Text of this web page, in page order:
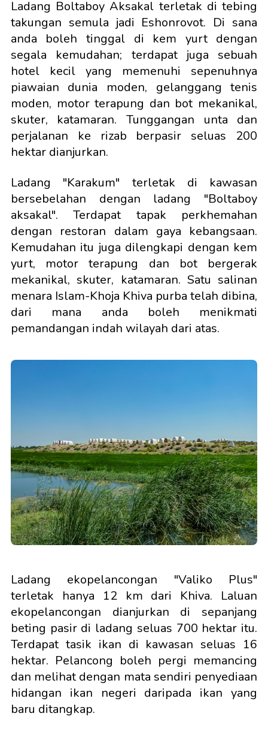
Ladang Boltaboy Aksakal terletak di tebing
takungan semula jadi Eshonrovot. Di sana
anda boleh tinggal di kem yurt dengan
segala kemudahan; terdapat juga sebuah
hotel kecil yang memenuhi sepenuhnya
piawaian dunia moden, gelanggang tenis
moden, motor terapung dan bot mekanikal,
skuter, katamaran. Tunggangan unta dan
perjalanan ke rizab berpasir seluas 200
hektar dianjurkan.
Ladang "Karakum" terletak di kawasan
bersebelahan dengan ladang "Boltaboy
aksakal". Terdapat tapak perkhemahan
dengan restoran dalam gaya kebangsaan.
Kemudahan itu juga dilengkapi dengan kem
yurt, motor terapung dan bot bergerak
mekanikal, skuter, katamaran. Satu salinan
menara Islam-Khoja Khiva purba telah dibina,
dari mana anda boleh menikmati
pemandangan indah wilayah dari atas.
Ladang ekopelancongan "Valiko Plus"
terletak hanya 12 km dari Khiva. Laluan
ekopelancongan dianjurkan di sepanjang
beting pasir di ladang seluas 700 hektar itu.
Terdapat tasik ikan di kawasan seluas 16
hektar. Pelancong boleh pergi memancing
dan melihat dengan mata sendiri penyediaan
hidangan ikan negeri daripada ikan yang
baru ditangkap.